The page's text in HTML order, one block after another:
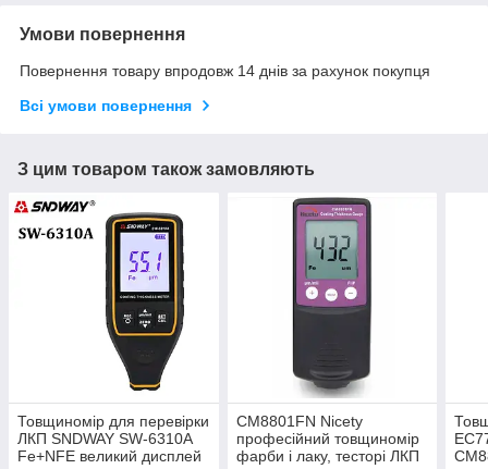
Умови повернення
Повернення товару впродовж 14 днів за рахунок покупця
Всі умови повернення
З цим товаром також замовляють
Товщиномір для перевірки
ЛКП SNDWAY SW-6310A
Fe+NFE великий дисплей
СМ8801FN Nicety
професійний товщиномір
фарби і лаку, тесторі ЛКП